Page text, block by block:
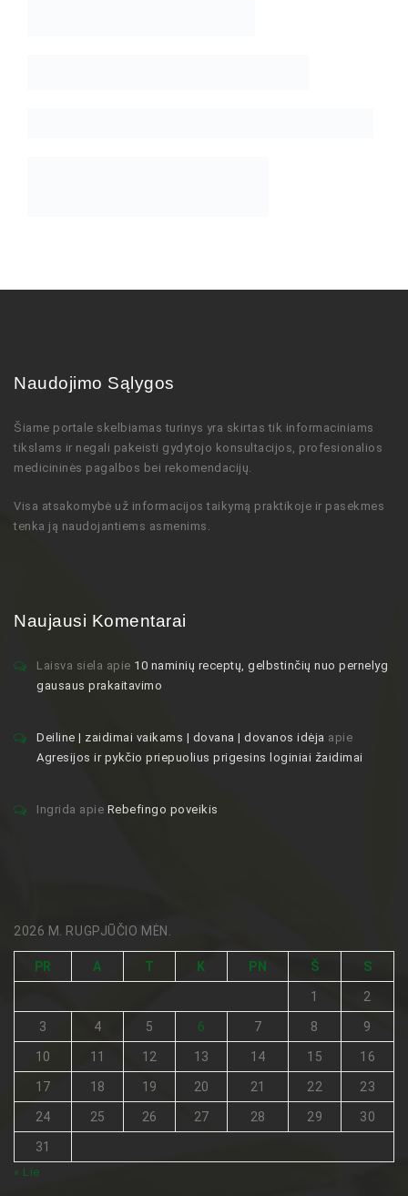
Naudojimo Sąlygos
Šiame portale skelbiamas turinys yra skirtas tik informaciniams
tikslams ir negali pakeisti gydytojo konsultacijos, profesionalios
medicininės pagalbos bei rekomendacijų
Visa atsakomybė už informacijos taikymą praktikoje ir pasekmes
tenka ją naudojantiems asmenims.
Naujausi Komentarai
Laisva siela apie 10 naminių receptų, gelbstinčių nuo pernelyg
gausaus prakaitavimo
Deiline | zaidimai vaikams | dovana | dovanos idėja apie
Agresijos ir pykčio priepuolius prigesins loginiai žaidimai
Ingrida apie Rebefingo poveikis
2026 M. RUGPJŪČIO MĖN.
PR A T K PN Š S
1 2
3 4 5 6 7 8 9
10 11 12 13 14 15 16
17 18 19 20 21 22 23
24 25 26 27 28 29 30
31
« Lie